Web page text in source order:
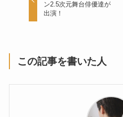
ン2.5次元舞台俳優達が
出演！
この記事を書いた人